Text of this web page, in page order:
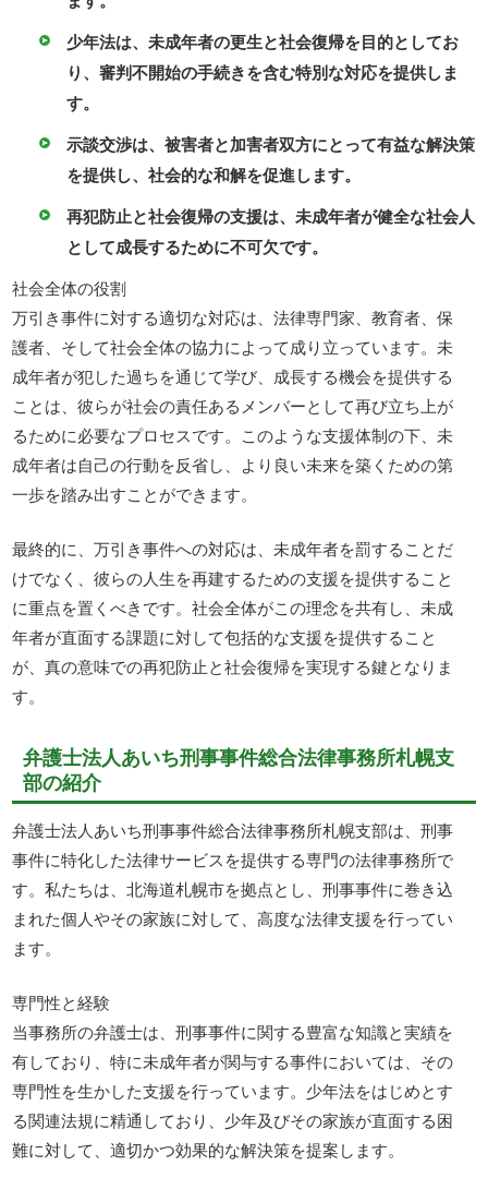
少年法は、未成年者の更生と社会復帰を目的としてお
り、審判不開始の手続きを含む特別な対応を提供しま
す。
示談交渉は、被害者と加害者双方にとって有益な解決策
を提供し、社会的な和解を促進します。
再犯防止と社会復帰の支援は、未成年者が健全な社会人
として成長するために不可欠です。
社会全体の役割
万引き事件に対する適切な対応は、法律専門家、教育者、保
護者、そして社会全体の協力によって成り立っています。未
成年者が犯した過ちを通じて学び、成長する機会を提供する
ことは、彼らが社会の責任あるメンバーとして再び立ち上が
るために必要なプロセスです。このような支援体制の下、未
成年者は自己の行動を反省し、より良い未来を築くための第
一歩を踏み出すことができます。
最終的に、万引き事件への対応は、未成年者を罰することだ
けでなく、彼らの人生を再建するための支援を提供すること
に重点を置くべきです。社会全体がこの理念を共有し、未成
年者が直面する課題に対して包括的な支援を提供すること
が、真の意味での再犯防止と社会復帰を実現する鍵となりま
す。
弁護士法人あいち刑事事件総合法律事務所札幌支
部の紹介
弁護士法人あいち刑事事件総合法律事務所札幌支部は、刑事
事件に特化した法律サービスを提供する専門の法律事務所で
す。私たちは、北海道札幌市を拠点とし、刑事事件に巻き込
まれた個人やその家族に対して、高度な法律支援を行ってい
ます。
専門性と経験
当事務所の弁護士は、刑事事件に関する豊富な知識と実績を
有しており、特に未成年者が関与する事件においては、その
専門性を生かした支援を行っています。少年法をはじめとす
る関連法規に精通しており、少年及びその家族が直面する困
難に対して、適切かつ効果的な解決策を提案します。